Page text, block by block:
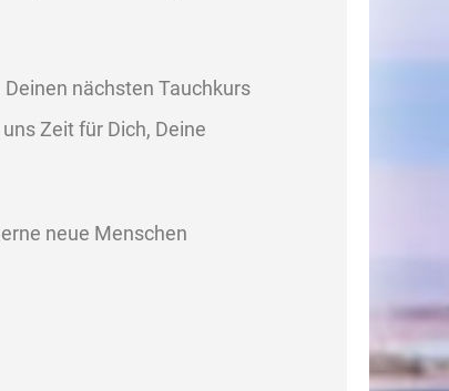
nächsten Tauchkurs
Zeit für Dich, Deine
neue Menschen